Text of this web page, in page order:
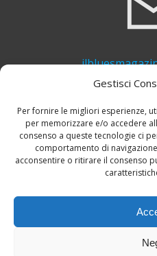
Gestisci
Per fornire le migliori esperienze,
per memorizzare e/o accedere
consenso a queste tecnologie ci
comportamento di
acconsentire o ritirare il consenso
+39 339